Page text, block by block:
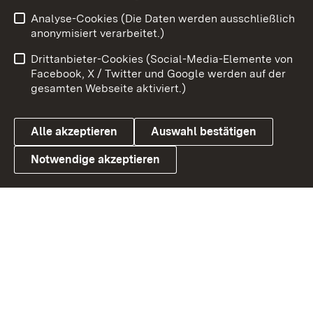
Link zum Landesportal
Benutzungshinweise
Barrierefreiheit
Datenschutz
Cookies
Analyse-Cookies (Die Daten werden ausschließlich
anonymisiert verarbeitet.)
Drittanbieter-Cookies (Social-Media-Elemente von
Facebook, X / Twitter und Google werden auf der
gesamten Webseite aktiviert.)
Alle akzeptieren Auswahl bestätigen
Notwendige akzeptieren